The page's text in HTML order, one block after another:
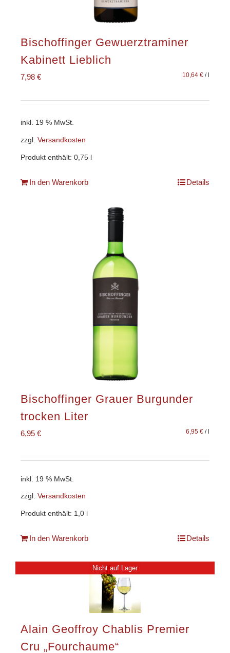
Bischoffinger Gewuerztraminer
Kabinett Lieblich
7,98 € 10,64 € /
inkl. 19 % MwSt.
zzgl. Versandkosten
Produkt enthält: 0,75 l
In den Warenkorb Details
Bischoffinger Grauer Burgunder
trocken Liter
6,95 € 6,95 € /l
inkl. 19 % MwSt.
zzgl. Versandkosten
Produkt enthält: 1,0
In den Warenkorb Details
Nicht auf Lager
Alain Geoffroy Chablis Premier
Cru „Fourchaume“